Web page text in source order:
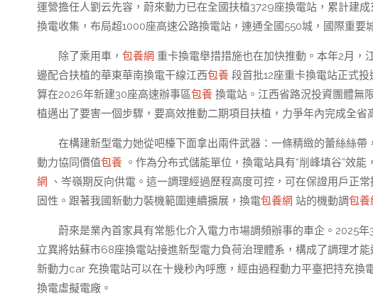
運營擔任人劉云先容，蔚來動力已在全國扶植3729座換電站，累計建
換電收集，布局超1000座高速公路換電站，連通全國550城，國際重要
除了乘用車， 包養網 重卡換電舉措措施也在加快推動。本年2月，
邊配合扶植的華東華南換電干線江西包養 段首批12座重卡換電站正式
算在2026年新建30座高速辦事區包養 換電站。江西省路況投資團體無
植邁出了要害一個步驟，要高效推動二期項目扶植，力爭年內完成全省
在構建新型電力她從吧檯下面拿出兩件武器：一條精緻的蕾絲絲
動力協同價值包養 。作為分布式儲能單位，換電站具有“削峰填谷”效
網
、岑嶺期反向供電。這一調理經過歷程高度可控，可在保證用戶正
固性。跟著我國新動力裝機範圍連續擴展，換電包養網 站的機動調包養
蔚來是業內首家具有常態化介入電力市場調頻辦事的車企。2025
立異將姑蘇市68座換電站接進新型電力負荷治理體系，構成了調理才
新動力car 充換電站可以在十幾秒內呼應，經由過程動力平臺把持充
換電虛擬電廠。